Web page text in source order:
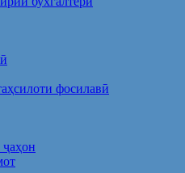
фосилавӣ